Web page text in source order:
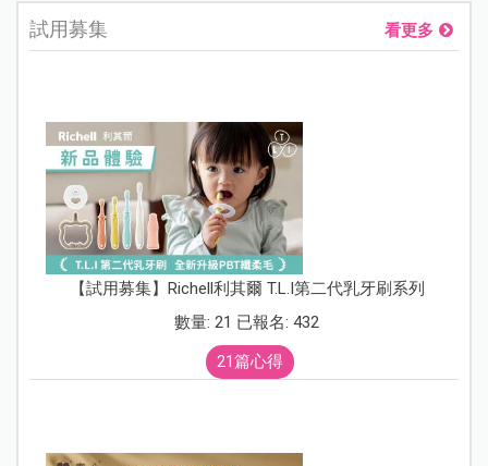
試用募集 看更多
【試用募集】Richell利其爾 T.L.I第二代乳牙刷系列
數量: 21 已報名: 432
21篇心得